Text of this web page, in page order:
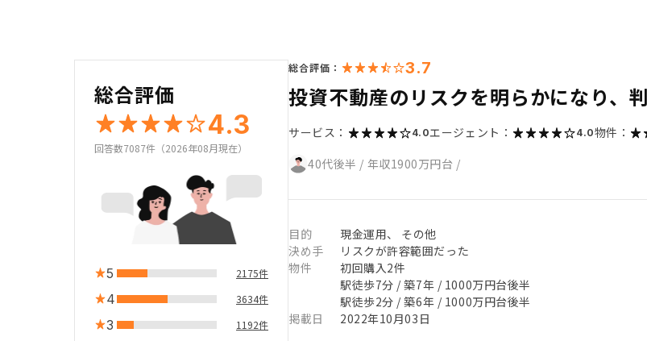
総合評価
4.3
回答数7087件（2026年08月現在）
5 2175件
4 3634件
3 1192件
総合評価： 3.7
投資不動産のリスクを明らかになり、
サービス： 4.0エージェント： 4.0物件：
40代後半 / 年収1900万円台 /
目的
現金運用、 その他
決め手
リスクが許容範囲だった
物件
初回購入2件
駅徒歩7分 / 築7年 / 1000万円台後半
駅徒歩2分 / 築6年 / 1000万円台後半
掲載日
2022年10月03日